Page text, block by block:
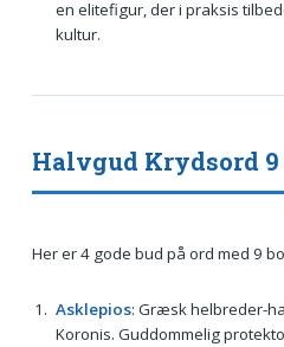
en elitefigur, der i praksis
kultur.
Halvgud Krydsord
Her er 4 gode bud på ord med 9
Asklepios: Græsk helbreder-
Koronis. Guddommelig